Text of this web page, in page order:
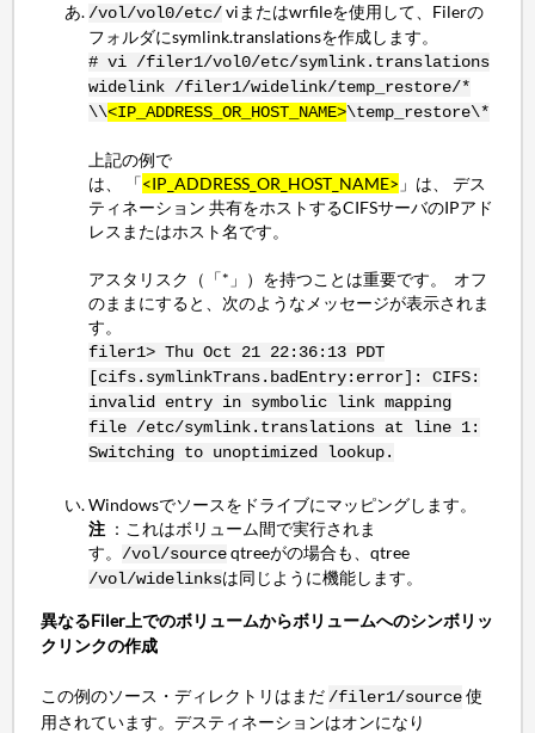
/vol/vol0/etc/viまたはwrfileを使用して、Filerの
フォルダにsymlink.translationsを作成します。
# vi /filer1/vol0/etc/symlink.translations
widelink /filer1/widelink/temp_restore/*
\\<IP_ADDRESS_OR_HOST_NAME>\temp_restore\*
上記の例で
は、 「<IP_ADDRESS_OR_HOST_NAME> 」は、 デス
ティネーション 共有をホストするCIFSサーバのIPアド
レスまたはホスト名です。
アスタリスク（「*」）を持つことは重要です。 オフ
のままにすると、次のようなメッセージが表示されま
す。
filer1> Thu Oct 21 22:36:13 PDT
[cifs.symlinkTrans.badEntry:error]: CIFS:
invalid entry in symbolic link mapping
file /etc/symlink.translations at line 1:
Switching to unoptimized lookup.
Windowsでソースをドライブにマッピングします。
注 ：これはボリューム間で実行されま
す。 /vol/sourceqtreeがの場合も、qtree
/vol/widelinksは同じように機能します。
異なるFiler上でのボリュームからボリュームへのシンボリッ
クリンクの作成
この例のソース・ディレクトリはまだ /filer1/source使
用されています。デスティネーションはオンになり